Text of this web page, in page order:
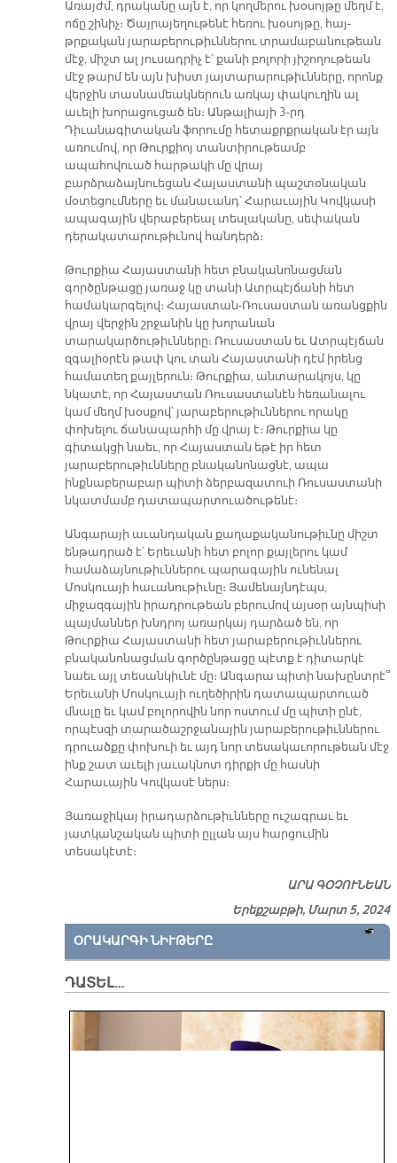
Առայժմ, դրականը այն է, որ կողմերու խօսոյթը մեղմ է,
ոճը շինիչ։ Ծայրայեղութենէ հեռու խօսոյթը, հայ-
թրքական յարաբերութիւններու տրամաբանութեան
մէջ, միշտ ալ յուսադրիչ է՝ քանի բոլորի յիշողութեան
մէջ թարմ են այն խիստ յայտարարութիւնները, որոնք
վերջին տասնամեակներուն առկայ փակուղին ալ
աւելի խորացուցած են։ Անթալիայի 3-րդ
Դիւանագիտական ֆորումը հետաքրքրական էր այն
առումով, որ Թուրքիոյ տանտիրութեամբ
ապահովուած հարթակի մը վրայ
բարձրաձայնուեցան Հայաստանի պաշտօնական
մօտեցումները եւ մանաւանդ՝ Հարաւային Կովկասի
ապագային վերաբերեալ տեսլականը, սեփական
դերակատարութիւնով հանդերձ։
Թուրքիա Հայաստանի հետ բնականոնացման
գործընթացը յառաջ կը տանի Ատրպէյճանի հետ
համակարգելով։ Հայաստան-Ռուսաստան առանցքին
վրայ վերջին շրջանին կը խորանան
տարակարծութիւնները։ Ռուսաստան եւ Ատրպէյճան
զգալիօրէն թափ կու տան Հայաստանի դէմ իրենց
համատեղ քայլերուն։ Թուրքիա, անտարակոյս, կը
նկատէ, որ Հայաստան Ռուսաստանէն հեռանալու
կամ մեղմ խօսքով՝ յարաբերութիւններու որակը
փոխելու ճանապարհի մը վրայ է։ Թուրքիա կը
գիտակցի նաեւ, որ Հայաստան եթէ իր հետ
յարաբերութիւնները բնականոնացնէ, ապա
ինքնաբերաբար պիտի ձերբազատուի Ռուսաստանի
նկատմամբ դատապարտուածութենէ։
Անգարայի աւանդական քաղաքականութիւնը միշտ
ենթադրած է՝ Երեւանի հետ բոլոր քայլերու կամ
համաձայնութիւններու պարագային ունենալ
Մոսկուայի հաւանութիւնը։ Յամենայնդէպս,
միջազգային իրադրութեան բերումով այսօր այնպիսի
պայմաններ խնդրոյ առարկայ դարձած են, որ
Թուրքիա Հայաստանի հետ յարաբերութիւններու
բնականոնացման գործընթացը պէտք է դիտարկէ
նաեւ այլ տեսանկիւնէ մը։ Անգարա պիտի նախընտրէ՞
Երեւանի Մոսկուայի ուղեծիրին դատապարտուած
մնալը եւ կամ բոլորովին նոր ոստում մը պիտի ընէ,
որպէսզի տարածաշրջանային յարաբերութիւններու
դրուածքը փոխուի եւ այդ նոր տեսակաւորութեան մէջ
ինք շատ աւելի յաւակնոտ դիրքի մը հասնի
Հարաւային Կովկասէ ներս։
Յառաջիկայ իրադարձութիւնները ուշագրաւ եւ
յատկանշական պիտի ըլլան այս հարցումին
տեսակէտէ։
ԱՐԱ ԳՕՉՈՒՆԵԱՆ
Երեքշաբթի, Մարտ 5, 2024
ՕՐԱԿԱՐԳԻ ՆԻՒԹԵՐԸ
ԴԱՏԵԼ…